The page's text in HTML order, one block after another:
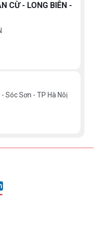
CỪ - LONG BIÊN -
Sóc Sơn - TP Hà Nôị